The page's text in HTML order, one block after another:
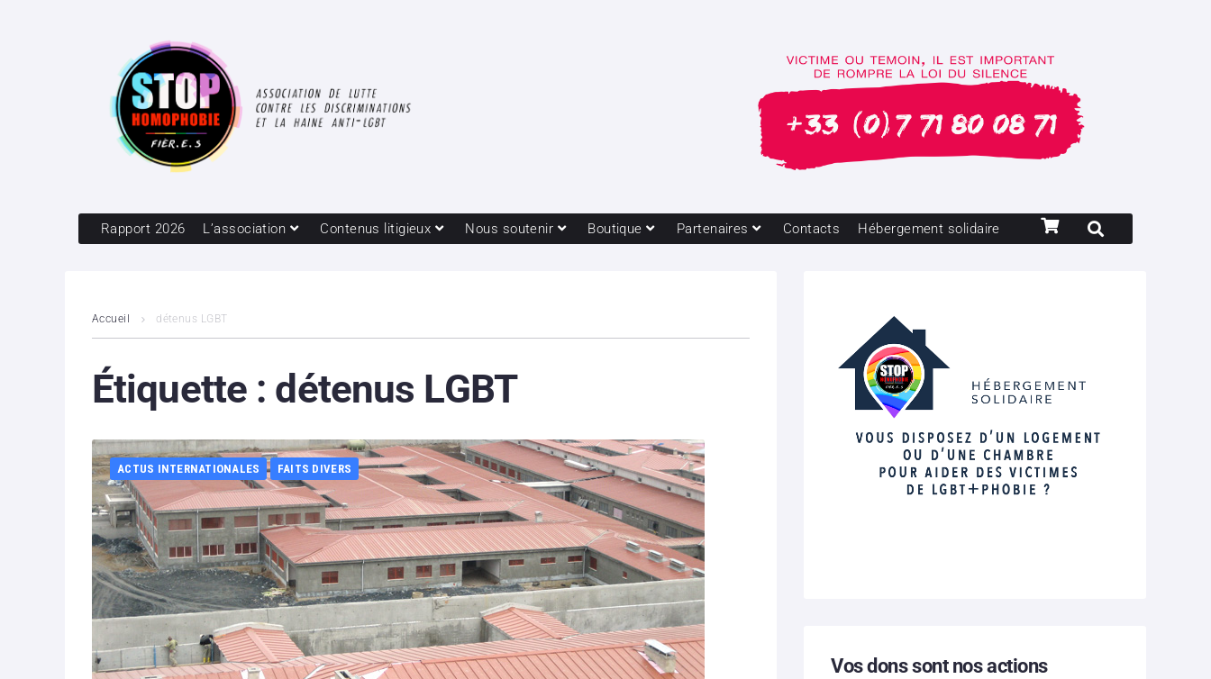
Rapport 2026 L’association Contenus litigieux Nous soutenir Boutique Partenaires Contacts Hébergement solidaire
Accueil détenus LGBT
Étiquette : détenus LGBT
ACTUS INTERNATIONALES FAITS DIVERS
Vos dons sont nos actions